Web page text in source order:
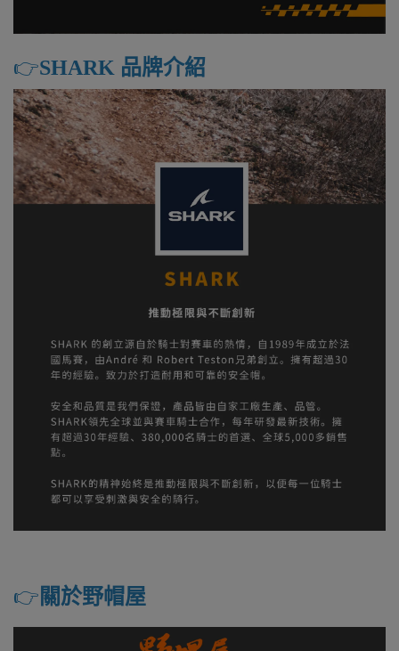
👉️SHARK 品牌介紹
👉️ 關於野帽屋